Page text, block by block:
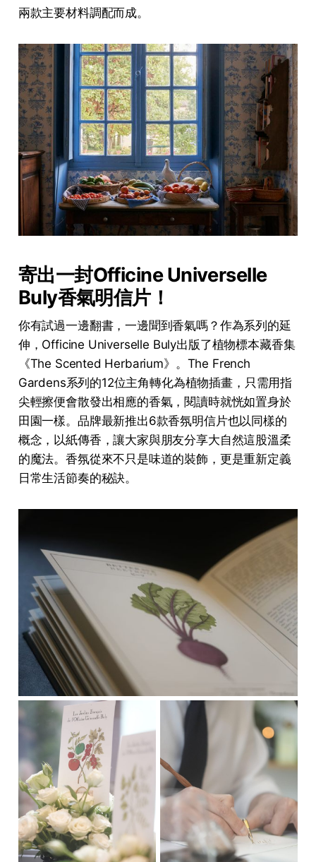
兩款主要材料調配而成。
寄出一封Officine Universelle
Buly香氣明信片！
你有試過一邊翻書，一邊聞到香氣嗎？作為系列的延
伸，Officine Universelle Buly出版了植物標本藏香集
《The Scented Herbarium》。The French
Gardens系列的12位主角轉化為植物插畫，只需用指
尖輕擦便會散發出相應的香氣，閱讀時就恍如置身於
田園一樣。品牌最新推出6款香氛明信片也以同樣的
概念，以紙傳香，讓大家與朋友分享大自然這股溫柔
的魔法。香氛從來不只是味道的裝飾，更是重新定義
日常生活節奏的秘訣。